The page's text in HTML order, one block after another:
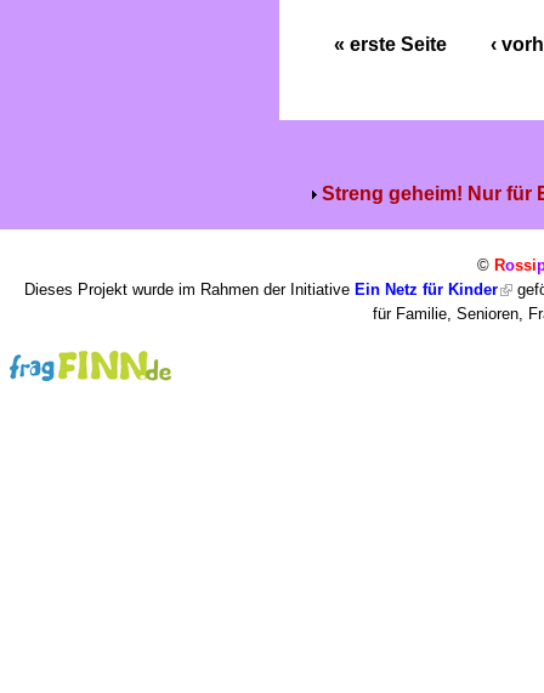
« erste Seite ‹
Streng geheim! Nur für
© Rossi
Dieses Projekt wurde im Rahmen der Initiative Ein Netz für Kinder
für Familie, Senioren,